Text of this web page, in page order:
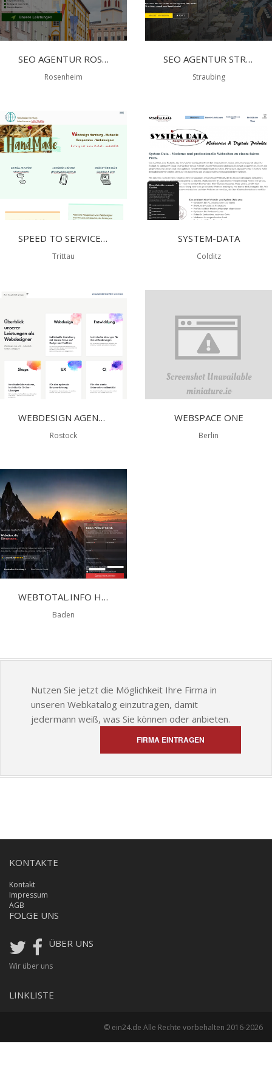
SEO AGENTUR ROSENHEIM
Rosenheim
SEO AGENTUR STRAUBING
Straubing
SPEED TO SERVICE - WEBDESIGN HAMBURG
Trittau
SYSTEM-DATA
Colditz
WEBDESIGN AGENTUR ROSTOCK
Rostock
WEBSPACE ONE
Berlin
WEBTOTAL.INFO HOMEPAGE MACHEN LASSEN
Baden
Nutzen Sie jetzt die Möglichkeit Ihre Firma in
unseren Webkatalog einzutragen, damit
jedermann weiß, was Sie können oder anbieten.
FIRMA EINTRAGEN
KONTAKTE
Kontakt
Impressum
AGB
FOLGE UNS
ÜBER UNS
Wir über uns
LINKLISTE
© ein24.de Alle Rechte vorbehalten 2016-2026